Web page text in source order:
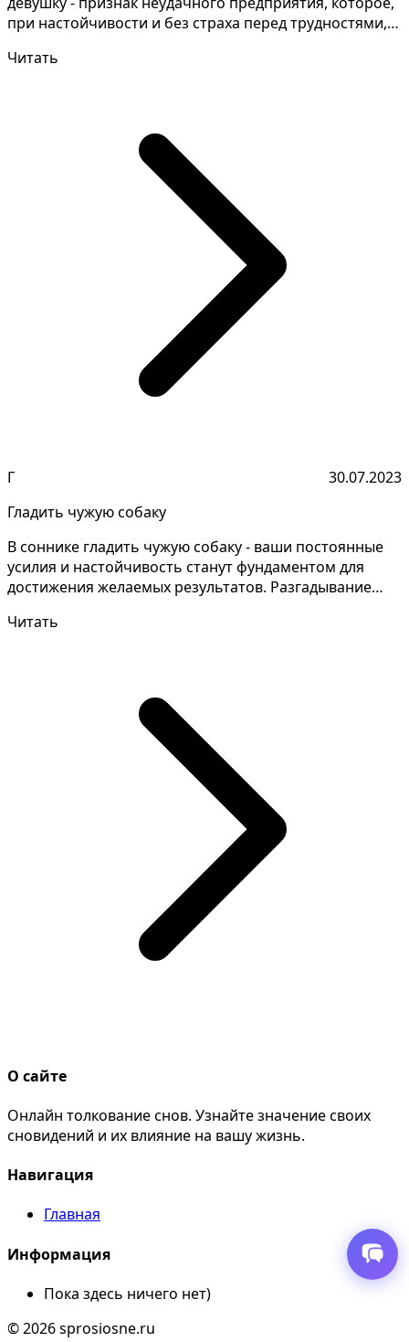
при настойчивости и без страха перед трудностями,
Читать
Г
30.07.2023
Гладить чужую собаку
В соннике гладить чужую собаку - ваши постоянные
усилия и настойчивость станут фундаментом для
достижения желаемых результатов. Разгадывание
Читать
О сайте
Онлайн толкование снов. Узнайте значение своих
сновидений и их влияние на вашу жизнь.
Навигация
Главная
Информация
Пока здесь ничего нет)
© 2026 sprosiosne.ru